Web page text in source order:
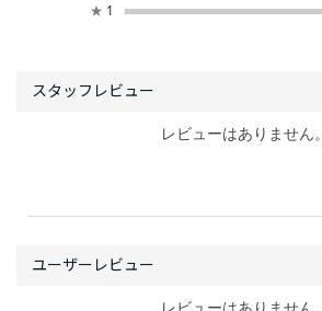
★ 1
レビューはありません。